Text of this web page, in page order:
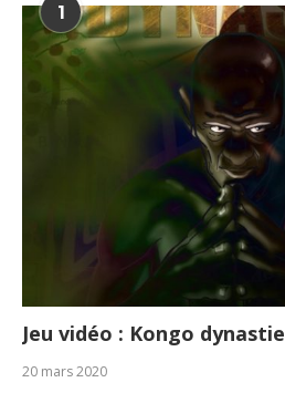
1
Jeu vidéo : Kongo dynastie
20 mars 2020